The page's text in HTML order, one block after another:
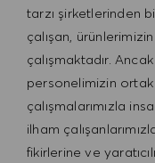
tarzı şirketlerinden
çalışan,
çalışmaktadır.
personelimizin ortak
çalışmalarımızla
ilham
fikirlerine ve